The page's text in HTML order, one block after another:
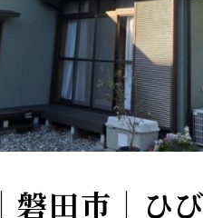
磐田市｜ひ